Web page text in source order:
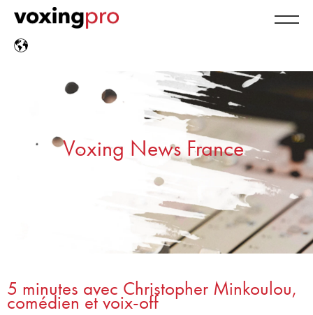
Voxing News France
5 minutes avec Christopher Minkoulou,
comédien et voix-off